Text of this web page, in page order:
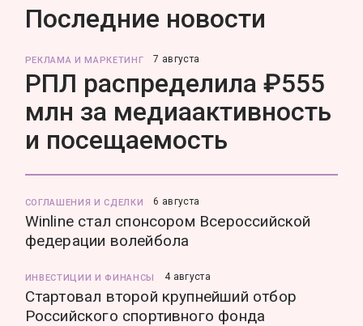
Последние новости
РЕКЛАМА И МАРКЕТИНГ 7 августа
РПЛ распределила ₽555
млн за медиаактивность
и посещаемость
СОГЛАШЕНИЯ И СДЕЛКИ 6 августа
Winline стал спонсором Всероссийской
федерации волейбола
ИНВЕСТИЦИИ И ФИНАНСЫ 4 августа
Стартовал второй крупнейший отбор
Российского спортивного фонда